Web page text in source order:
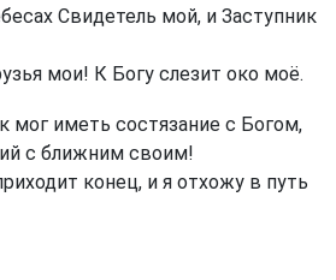
Свидетель мой, и Заступник
мои! К Богу слезит око моё.
мог иметь состязание с Богом,
с ближним своим!
конец, и я отхожу в путь